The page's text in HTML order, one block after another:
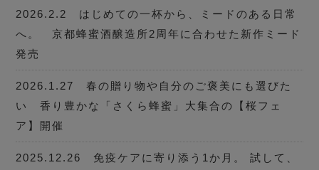
2026.2.2 はじめての一杯から、ミードのある日常
へ。 京都蜂蜜酒醸造所2周年に合わせた新作ミード
発売
2026.1.27 春の贈り物や自分のご褒美にも選びた
い 香り豊かな「さくら蜂蜜」大集合の【桜フェ
ア】開催
2025.12.26 免疫ケアに寄り添う1か月。 試して、